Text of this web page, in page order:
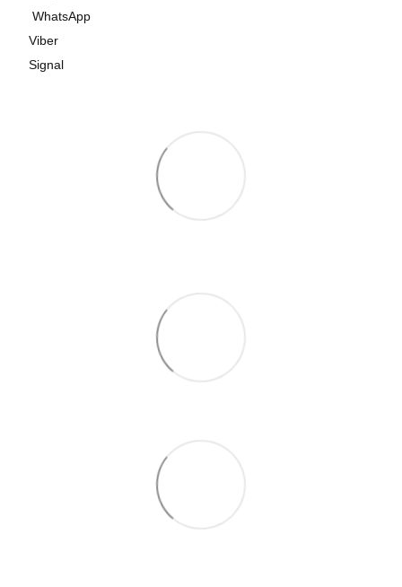
WhatsApp
Viber
Signal